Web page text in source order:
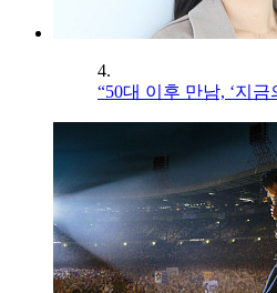
4.
“50대 이후 만남, ‘지